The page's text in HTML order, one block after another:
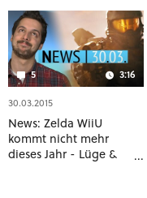
Bankräuber vor dem
Durchbruch
5 3:16
30.03.2015
News: Zelda WiiU
kommt nicht mehr
dieses Jahr - Lüge &